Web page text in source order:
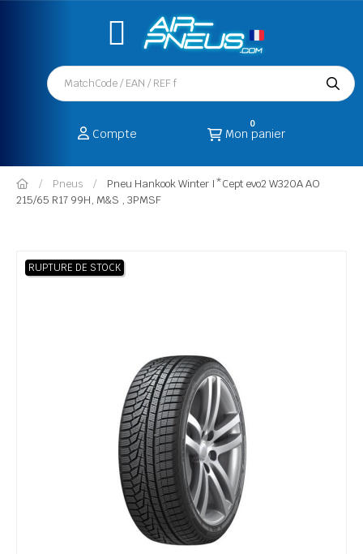
Compte Mon panier
0
Pneus
Pneu Hankook Winter I*Cept evo2 W320A AO
215/65 R17 99H, M&S , 3PMSF
RUPTURE DE STOCK